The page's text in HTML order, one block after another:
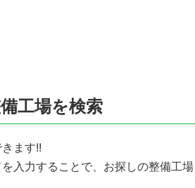
工場を検索
ます!!
入力することで、お探しの整備工場